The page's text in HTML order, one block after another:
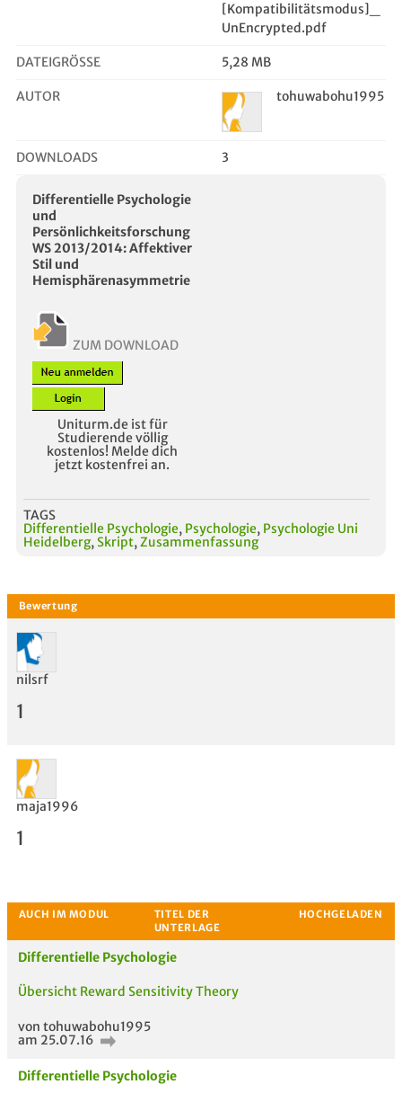
[Kompatibilitätsmodus]_
UnEncrypted.pdf
DATEIGRÖSSE 5,28 MB
AUTOR tohuwabohu1995
DOWNLOADS 3
Differentielle Psychologie
und
Persönlichkeitsforschung
WS 2013/2014: Affektiver
Stil und
Hemisphärenasymmetrie
ZUM DOWNLOAD
Uniturm.de ist für
Studierende völlig
kostenlos! Melde dich
jetzt kostenfrei an.
TAGS
Differentielle Psychologie, Psychologie, Psychologie Uni
Heidelberg, Skript, Zusammenfassung
Bewertung
nilsrf
1
maja1996
1
Differentielle Psychologie
Übersicht Reward Sensitivity Theory
von tohuwabohu1995
am 25.07.16
Differentielle Psychologie